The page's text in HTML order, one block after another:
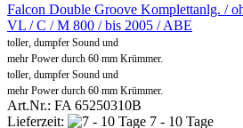
Falcon Double Groove Komplettanlg. /
VL / C / M 800 / bis 2005 / ABE
toller, dumpfer Sound und
mehr Power durch 60 mm Krümmer.
toller, dumpfer Sound und
mehr Power durch 60 mm Krümmer.
Art.Nr.: FA 65250310B
Lieferzeit:
7 - 10 Tage